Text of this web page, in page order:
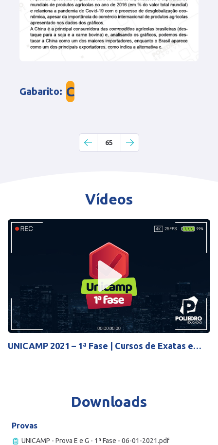
Gabarito: C
65
Vídeos
Mute Settings
Play
UNICAMP 2021 – 1ª Fase | Cursos de Exatas e
Downloads
Provas
UNICAMP - Prova E e G - 1ª Fase - 06-01-2021.pdf